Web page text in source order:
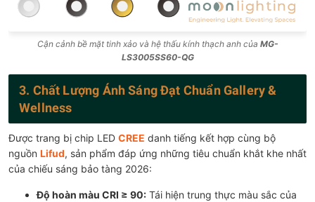
Cận cảnh bề mặt tinh xảo và hệ thấu kính thạch anh của MG-
LS3005SS60-QG
3. Chất Lượng Ánh Sáng Đạt Chuẩn Gallery &
Wellness
Được trang bị chip LED CREE danh tiếng kết hợp cùng bộ
nguồn Lifud, sản phẩm đáp ứng những tiêu chuẩn khắt khe nhất
của chiếu sáng bảo tàng 2026:
Độ hoàn màu CRI ≥ 90: Tái hiện trung thực màu sắc của